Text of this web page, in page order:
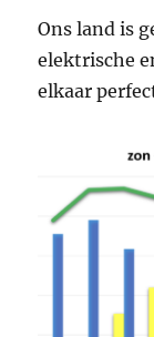
Ons land is
elektrische
elkaar